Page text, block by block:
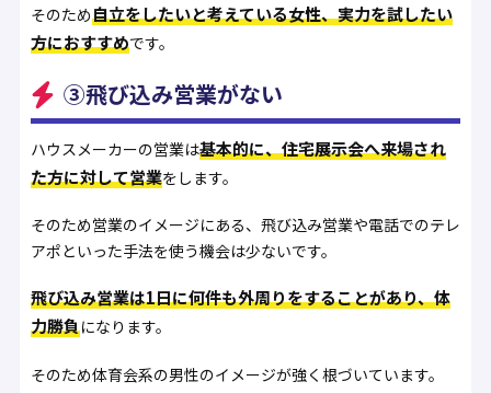
そのため自立をしたいと考えている女性、実力を試したい
方におすすめです。
③飛び込み営業がない
ハウスメーカーの営業は基本的に、住宅展示会へ来場され
た方に対して営業をします。
そのため営業のイメージにある、飛び込み営業や電話でのテレ
アポといった手法を使う機会は少ないです。
飛び込み営業は1日に何件も外周りをすることがあり、体
力勝負になります。
そのため体育会系の男性のイメージが強く根づいています。